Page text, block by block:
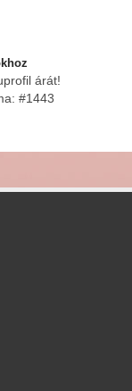
árát!
#1443